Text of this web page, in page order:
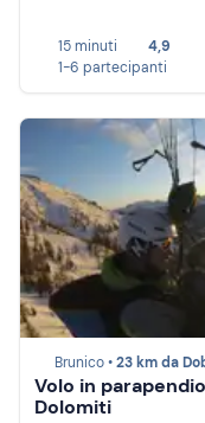
15 minuti
4,9
1-6 partecipanti
Brunico •23 km da
Volo in
Dolomiti